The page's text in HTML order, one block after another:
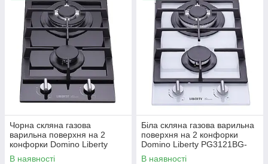
Чорна скляна газова
варильна поверхня на 2
конфорки Domino Liberty
PG3121BG-CCB, чорне скло
В наявності
Біла скляна газова варильна
поверхня на 2 конфорки
Domino Liberty PG3121BG-
CCW, біле скло
В наявності